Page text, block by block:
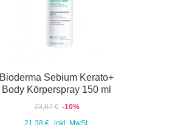
Bioderma Sebium Kerato+
Body Körperspray 150 ml
23,67 € -10%
21,38 € inkl. MwSt.